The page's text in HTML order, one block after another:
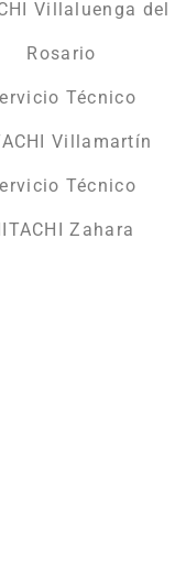
Villaluenga del
Rosario
Técnico
Villamartín
Técnico
Zahara